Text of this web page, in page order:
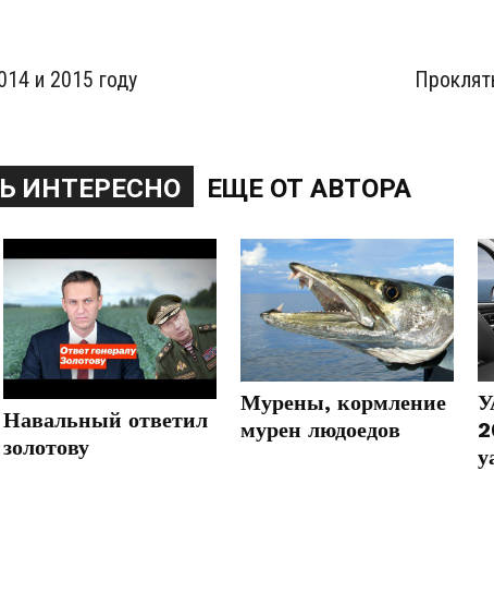
и 2015 году
ИНТЕРЕСНО ЕЩЕ ОТ АВТОРА
Навальный ответил
золотову
Мурены, кормление
мурен людоедов